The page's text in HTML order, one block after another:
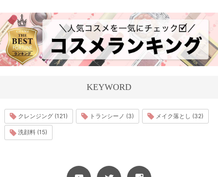
KEYWORD
クレンジング (121) トランシーノ (3) メイク落とし (32)
洗顔料 (15)